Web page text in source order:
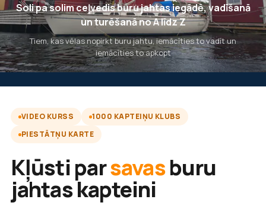
Soli pa solim ceļvedis buru jahtas iegādē, vadīšanā
un turēšanā no A līdz Z
Tiem, kas vēlas nopirkt buru jahtu, iemācīties to vadīt un
iemācīties to apkopt
VIDEO KURSS
1000 KAPTEIŅU KLUBS
PIESTĀTŅU KARTE
Kļūsti parsavasburu
jahtas kapteini